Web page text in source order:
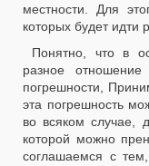
местности. Для
которых будет идти
Понятно, что в
разное
погрешности,
эта погрешность
во всяком случае,
которой можно
соглашаемся с